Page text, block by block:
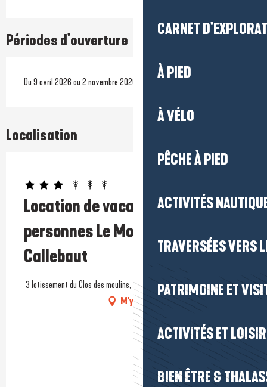
CARNET
À PIED
À VÉLO
PÊCHE À PIED
ACTIVITÉS
TRAVERSÉES VERS
PATRIMOINE ET
ACTIVITÉS ET
BIEN ÊTRE &
Périodes d'ouverture
Du 9 avril 2026 au 2 novembre 2026
Localisation
Location de vacances - Maison 6
personnes Le Mouet - M.
Callebaut
Prestataire engagé dans une démarche écoresponsable
3 lotissement du Clos des moulins, rue de Kercabellec, 44420 Mesquer
M'y rendre